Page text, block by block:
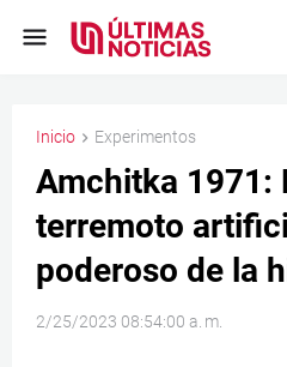
Inicio Experimentos
Amchitka 1971:
terremoto
poderoso de la
2/25/2023 08:54:00 a. m.